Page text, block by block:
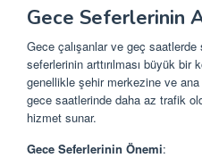
Gece Seferlerinin
Gece çalışanlar ve geç
seferlerinin arttırılması büyük bir
genellikle şehir merkezine ve
gece saatlerinde daha az trafik
hizmet sunar.
Gece Seferlerinin Önemi: